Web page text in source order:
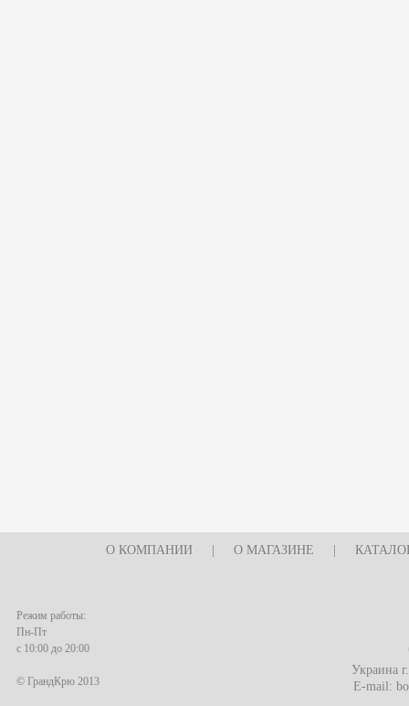
О КОМПАНИИ О МАГАЗИНЕ
Режим работы:
Пн-Пт
с 10:00 до 20:00
© ГрандКрю 2013
Украина
E-mail: